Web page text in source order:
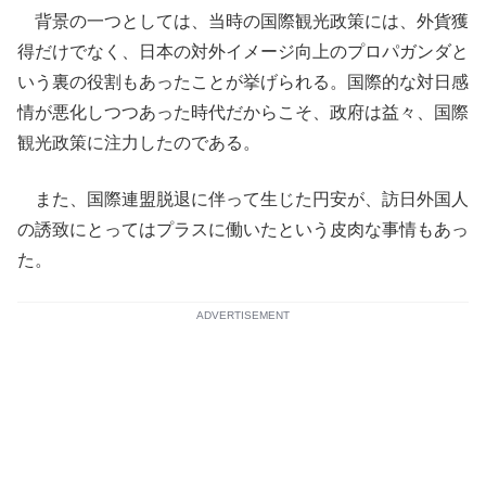
背景の一つとしては、当時の国際観光政策には、外貨獲
得だけでなく、日本の対外イメージ向上のプロパガンダと
いう裏の役割もあったことが挙げられる。国際的な対日感
情が悪化しつつあった時代だからこそ、政府は益々、国際
観光政策に注力したのである。
また、国際連盟脱退に伴って生じた円安が、訪日外国人
の誘致にとってはプラスに働いたという皮肉な事情もあっ
た。
ADVERTISEMENT